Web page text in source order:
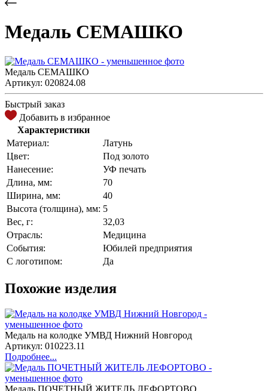
Медаль СЕМАШКО
Медаль СЕМАШКО
Артикул: 020824.08
Быстрый заказ
Добавить в избранное
Характеристики
Материал:
Латунь
Цвет:
Под золото
Нанесение:
УФ печать
Длина, мм:
70
Ширина, мм:
40
Высота (толщина), мм: 5
Вес, г:
32,03
Отрасль:
Медицина
События:
Юбилей предприятия
С логотипом:
Да
Похожие изделия
Медаль на колодке УМВД Нижний Новгород
Артикул: 010223.11
Подробнее...
Медаль ПОЧЕТНЫЙ ЖИТЕЛЬ ЛЕФОРТОВО